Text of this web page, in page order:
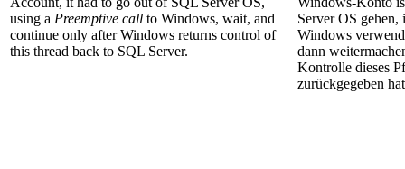
using a Preemptive call to Windows, wait, and
continue only after Windows returns control of
this thread back to SQL Server.
Server OS
Windows
dann
Kontrolle dieses
zurückgegeben